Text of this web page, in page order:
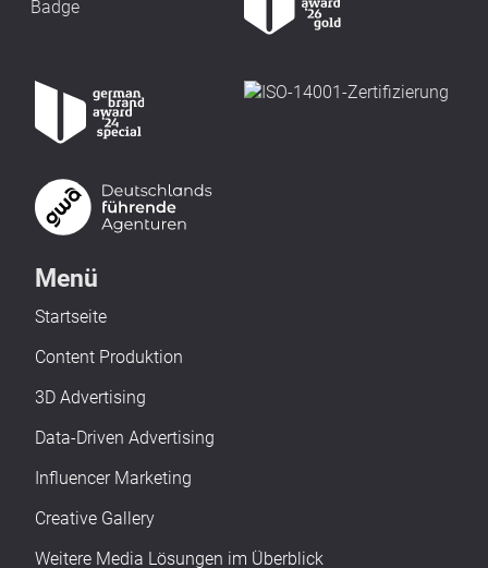
Menü
Startseite
Content Produktion
3D Advertising
Data-Driven Advertising
Influencer Marketing
Creative Gallery
Weitere Media Lösungen im Überblick